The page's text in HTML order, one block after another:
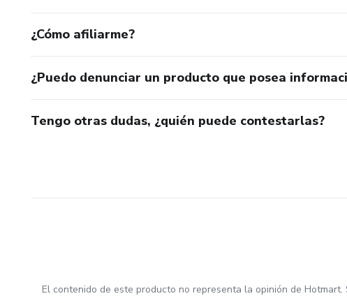
¿Cómo afiliarme?
¿Puedo denunciar un producto que posea
Tengo otras dudas, ¿quién puede contestarlas?
El contenido de este producto no representa la opinión de Hotmart.